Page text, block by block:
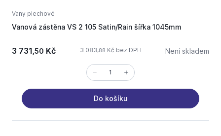
Vany plechové
Vanová zástěna VS 2 105 Satin/Rain šířka 1045mm
3 731,50 Kč 3 083,88 Kč bez DPH Není skladem
Do košíku